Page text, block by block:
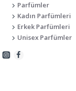
Parfümler
Kadın Parfümleri
Erkek Parfümleri
Unisex Parfümler